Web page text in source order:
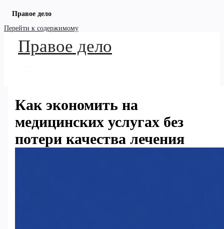
Правое дело
Перейти к содержимому
Правое дело
Как экономить на
медицинских услугах без
потери качества лечения